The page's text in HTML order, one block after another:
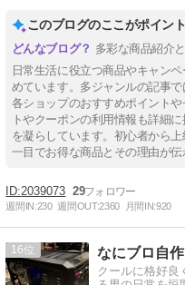
このブログのここがポイント
多彩な商品紹介
日常生活に役立つ商品やキャン
めています。多ジャンルの記事
各ショップのおすすめポイント
トやクーポンの利用情報も詳細
を凝らしています。初心者から
一目でお得な商品とその理由が伝
2039073 29
週間IN:230 週間OUT:2360 月間IN:920
16 なにブロ自
クールに格好良